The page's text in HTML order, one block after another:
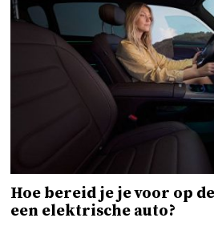
Hoe bereid je je voor op
een elektrische auto?